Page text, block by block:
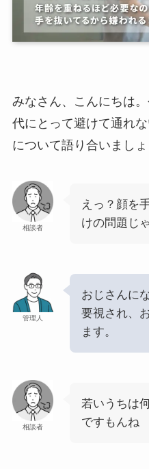
みなさん、こんにちは
代にとって避けて通れ
について語り合いましょ
相談者
えっ？顔を
けの問題じ
管理人
おじさんに
要視され、
ます。
相談者
若いうちは
ですもんね